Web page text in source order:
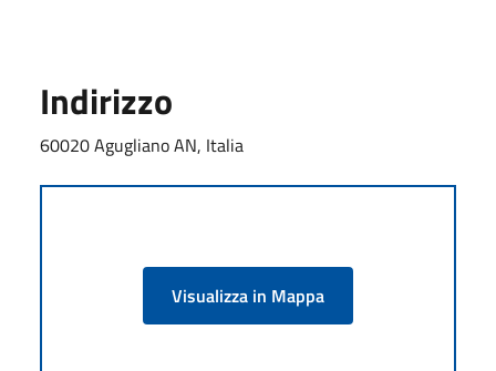
Indirizzo
60020 Agugliano AN, Italia
Visualizza in Mappa